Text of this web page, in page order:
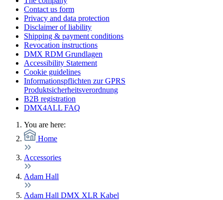
Contact us form
Privacy and data protection
Disclaimer of liability
Shipping & payment conditions
Revocation instructions
DMX RDM Grundlagen
Accessibility Statement
Cookie guidelines
Informationspflichten zur GPRS
Produktsicherheitsverordnung
B2B registration
DMX4ALL FAQ
You are here:
Home
Accessories
Adam Hall
Adam Hall DMX XLR Kabel